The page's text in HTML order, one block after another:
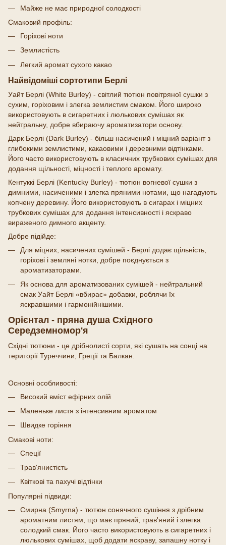
Майже не має природної солодкості
Смаковий профіль:
Горіхові ноти
Землистість
Легкий аромат сухого какао
Найвідоміші сортотипи Берлі
Уайт Берлі (White Burley) - світлий тютюн повітряної сушки з
сухим, горіховим і злегка землистим смаком. Його широко
використовують в сигаретних і люлькових сумішах як
нейтральну, добре вбираючу ароматизатори основу.
Дарк Берлі (Dark Burley) - більш насичений і міцний варіант з
глибокими землистими, какаовими і деревними відтінками.
Його часто використовують в класичних трубкових сумішах для
додання щільності, міцності і теплого аромату.
Кентуккі Берлі (Kentucky Burley) - тютюн вогневої сушки з
димними, насиченими і злегка пряними нотами, що нагадують
копчену деревину. Його використовують в сигарах і міцних
трубкових сумішах для додання інтенсивності і яскраво
вираженого димного акценту.
Добре підійде:
Для міцних, насичених сумішей - Берлі додає щільність,
горіхові і земляні нотки, добре поєднується з
ароматизаторами.
Як основа для ароматизованих сумішей - нейтральний
смак Уайт Берлі «вбирає» добавки, роблячи їх
яскравішими і гармонійнішими.
Орієнтал - пряна душа Східного
Середземномор'я
Східні тютюни - це дрібнолисті сорти, які сушать на сонці на
території Туреччини, Греції та Балкан.
Основні особливості:
Високий вміст ефірних олій
Маленьке листя з інтенсивним ароматом
Швидке горіння
Смакові ноти:
Спеції
Трав'янистість
Квіткові та пахучі відтінки
Популярні підвиди:
Смирна (Smyrna) - тютюн сонячного сушіння з дрібним
ароматним листям, що має пряний, трав'яний і злегка
солодкий смак. Його часто використовують в сигаретних і
люлькових сумішах, щоб додати яскраву, запашну нотку і